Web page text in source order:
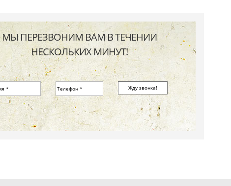
МЫ ПЕРЕЗВОНИМ ВАМ В ТЕЧЕНИИ
НЕСКОЛЬКИХ МИНУТ!